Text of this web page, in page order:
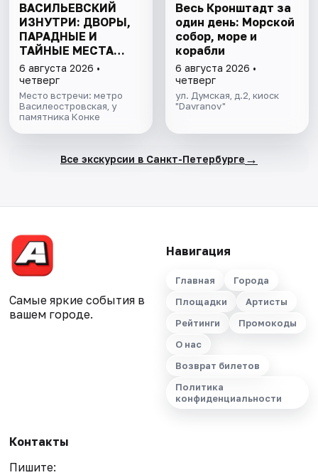
ВАСИЛЬЕВСКИЙ
ИЗНУТРИ: ДВОРЫ,
ПАРАДНЫЕ И
ТАЙНЫЕ МЕСТА
ОСТРОВА
6 августа 2026 •
четверг
Место встречи: метро
Василеостровская, у
памятника Конке
Весь Кронштадт за
один день: Морской
собор, море и
корабли
6 августа 2026 •
четверг
ул. Думская, д.2, киоск
"Davranov"
Все экскурсии в Санкт-Петербурге →
Самые яркие события в
вашем городе.
Навигация
Главная
Города
Площадки
Артисты
Рейтинги
Промокоды
О нас
Возврат билетов
Политика
конфиденциальности
Контакты
Пишите: